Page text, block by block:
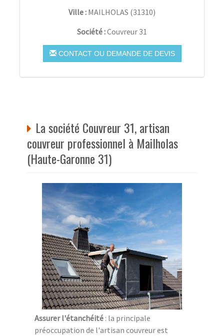
Ville : MAILHOLAS (31310)
Société :Couvreur 31
CONTACT OU DEMANDE DE DEVIS
La société Couvreur 31, artisan
couvreur professionnel à Mailholas
(Haute-Garonne 31)
Assurer l'étanchéité : la principale
préoccupation de l'artisan couvreur est